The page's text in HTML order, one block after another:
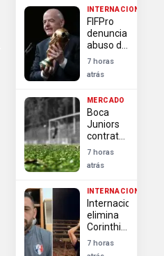
história
INTERNACIONAL
FIFPro
denuncia
abuso de
poder da
Fifa em
escândalo
7 horas
atrás
MERCADO
Boca
Juniors
contrata
Enner
Valencia,
ex-
para
vaga de
Cavani
7 horas
atrás
INTERNACIONAL
Internacional
elimina
Corinthians
na Copa
do Brasil
7 horas